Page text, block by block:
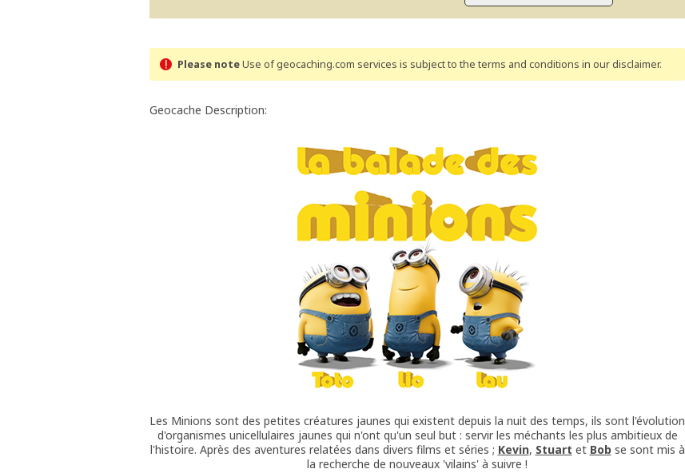
Please noteUse of geocaching.com services is subject to the terms and conditions in our disclaimer.
Geocache Description:
Les Minions sont des petites créatures jaunes qui existent depuis la nuit des temps, ils sont l'évolution
d'organismes unicellulaires jaunes qui n'ont qu'un seul but : servir les méchants les plus ambitieux de
l'histoire. Après des aventures relatées dans divers films et séries ; Kevin, Stuart et Bob se sont mis à
la recherche de nouveaux 'vilains' à suivre !